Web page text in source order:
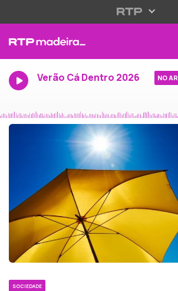
Verão Cá Dentro 2026 NO AR
SOCIEDADE